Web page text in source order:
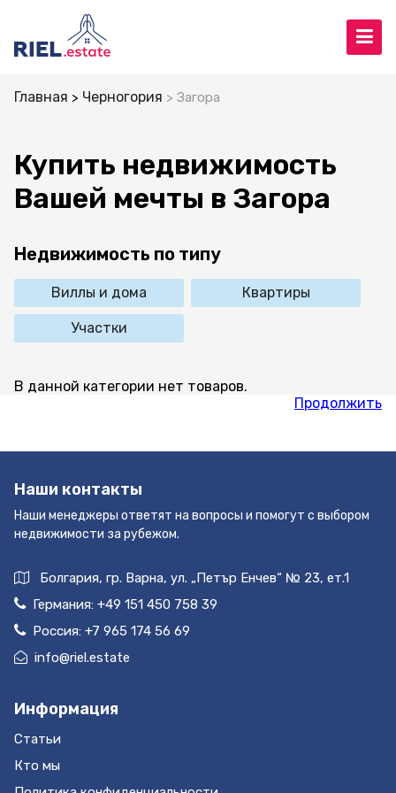
Главная Черногория Загора
Купить недвижимость
Вашей мечты в Загора
Недвижимость по типу
Виллы и дома Квартиры
Участки
В данной категории нет товаров.
Продолжить
Наши контакты
Наши менеджеры ответят на вопросы и помогут с выбором
недвижимости за рубежом.
Болгария, гр. Варна, ул. „Петър Енчев“ № 23, ет.1
Германия: +49 151 450 758 39
Россия: +7 965 174 56 69
info@riel.estate
Информация
Статьи
Кто мы